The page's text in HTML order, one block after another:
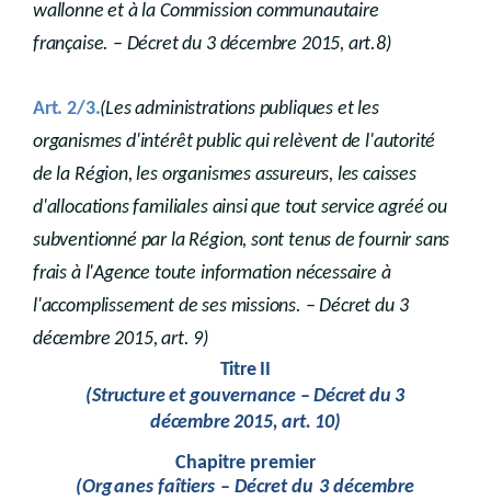
wallonne et à la Commission communautaire
française. – Décret du 3 décembre 2015, art.8)
Art. 2/3.(Les administrations publiques et les
organismes d'intérêt public qui relèvent de l'autorité
de la Région, les organismes assureurs, les caisses
d'allocations familiales ainsi que tout service agréé ou
subventionné par la Région, sont tenus de fournir sans
frais à l'Agence toute information nécessaire à
l'accomplissement de ses missions. – Décret du 3
décembre 2015, art. 9)
Titre II
(Structure et gouvernance – Décret du 3
décembre 2015, art. 10)
Chapitre premier
(Organes faîtiers – Décret du 3 décembre